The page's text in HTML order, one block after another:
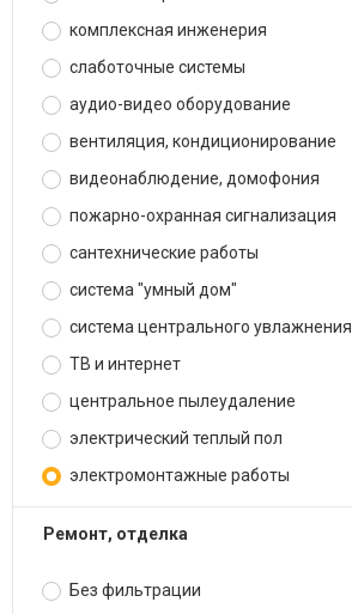
комплексная инженерия
слаботочные системы
аудио-видео оборудование
вентиляция, кондиционирование
видеонаблюдение, домофония
пожарно-охранная сигнализация
сантехнические работы
система "умный дом"
система центрального увлажнения
ТВ и интернет
центральное пылеудаление
электрический теплый пол
электромонтажные работы
ремонт, отделка
Без фильтрации